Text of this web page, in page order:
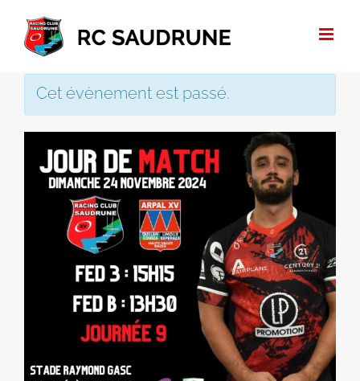
Passer
contenu
Cet évènement est passé.